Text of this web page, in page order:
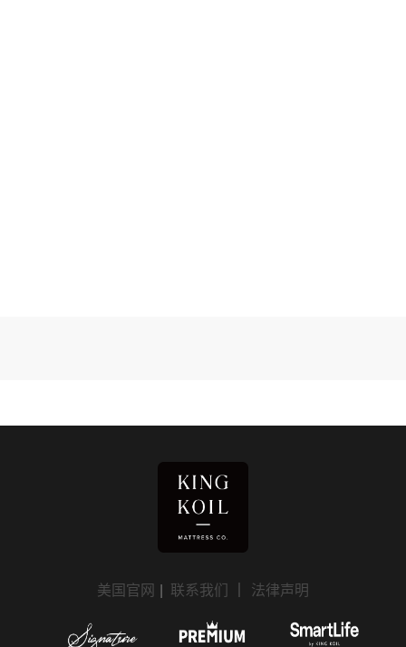
美国官网 | 联系我们 ｜ 法律声明